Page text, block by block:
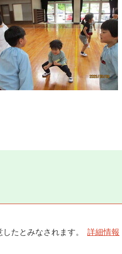
たとみなされます。 詳細情報